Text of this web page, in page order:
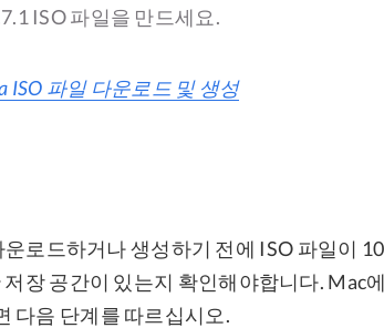
ISO 파일을 만드세요.
ISO 파일 다운로드 및 생성
로드하거나 생성하기 전에 ISO 파일이
장 공간이 있는지 확인해야합니다. Mac
다음 단계를 따르십시오.